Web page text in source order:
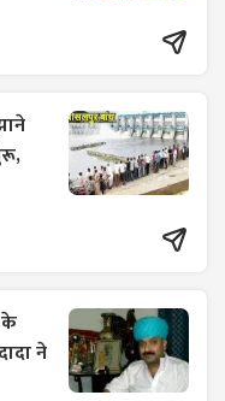
के
ने